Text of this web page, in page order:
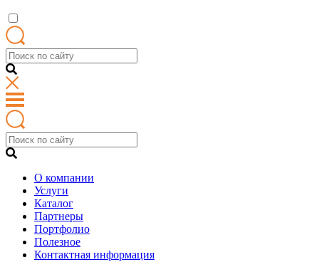
О компании
Услуги
Каталог
Партнеры
Портфолио
Полезное
Контактная информация